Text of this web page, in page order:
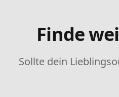
Finde
Sollte dein